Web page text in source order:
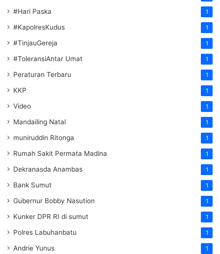
#Hari Paska 1
#KapolresKudus 1
#TinjauGereja 1
#ToleransiAntar Umat 1
Peraturan Terbaru 1
KKP 1
Video 1
Mandailing Natal 1
muniruddin Ritonga 1
Rumah Sakit Permata Madina 1
Dekranasda Anambas 1
Bank Sumut 1
Gubernur Bobby Nasution 1
Kunker DPR RI di sumut 1
Polres Labuhanbatu 1
Andrie Yunus 1